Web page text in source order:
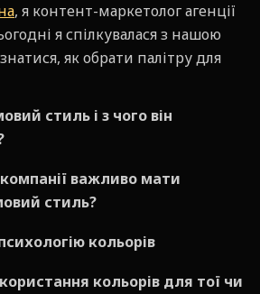
, я контент-маркетолог агенції
я спілкувалася з нашою
як обрати палітру для
стиль і з чого він
важливо мати
стиль?
кольорів
кольорів для тої чи